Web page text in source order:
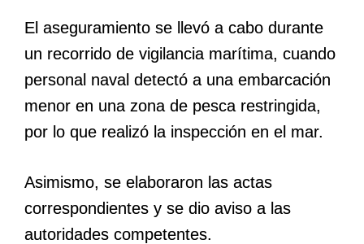
El aseguramiento se llevó a cabo durante
un recorrido de vigilancia marítima, cuando
personal naval detectó a una embarcación
menor en una zona de pesca restringida,
por lo que realizó la inspección en el mar.
Asimismo, se elaboraron las actas
correspondientes y se dio aviso a las
autoridades competentes.